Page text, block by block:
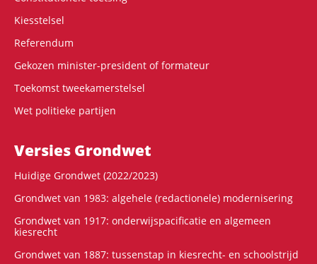
Kiesstelsel
Referendum
Gekozen minister-president of formateur
Toekomst tweekamerstelsel
Wet politieke partijen
Versies Grondwet
Huidige Grondwet (2022/2023)
Grondwet van 1983: algehele (redactionele) modernisering
Grondwet van 1917: onderwijspacificatie en algemeen
kiesrecht
Grondwet van 1887: tussenstap in kiesrecht- en schoolstrijd